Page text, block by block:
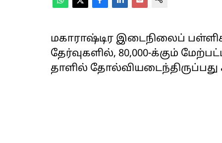
மகாராஷ்டிர இடைநிலைப்
தேர்வுகளில், 80,000-க்கும்
தாளில்